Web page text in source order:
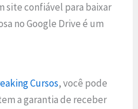
site confiável para baixar
no Google Drive é um
Cursos, você pode
a garantia de receber